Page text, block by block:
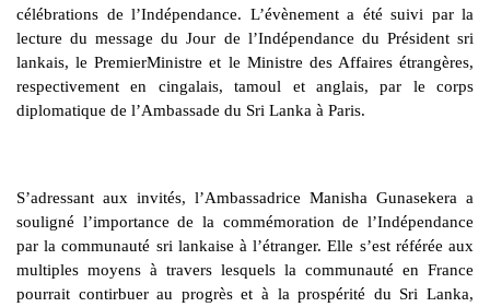
célébrations de l’Indépendance. L’évènement a été suivi par la
lecture du message du Jour de l’Indépendance du Président sri
lankais, le PremierMinistre et le Ministre des Affaires étrangères,
respectivement en cingalais, tamoul et anglais, par le corps
diplomatique de l’Ambassade du Sri Lanka à Paris.
S’adressant aux invités, l’Ambassadrice Manisha Gunasekera a
souligné l’importance de la commémoration de l’Indépendance
par la communauté sri lankaise à l’étranger. Elle s’est référée aux
multiples moyens à travers lesquels la communauté en France
pourrait contirbuer au progrès et à la prospérité du Sri Lanka,